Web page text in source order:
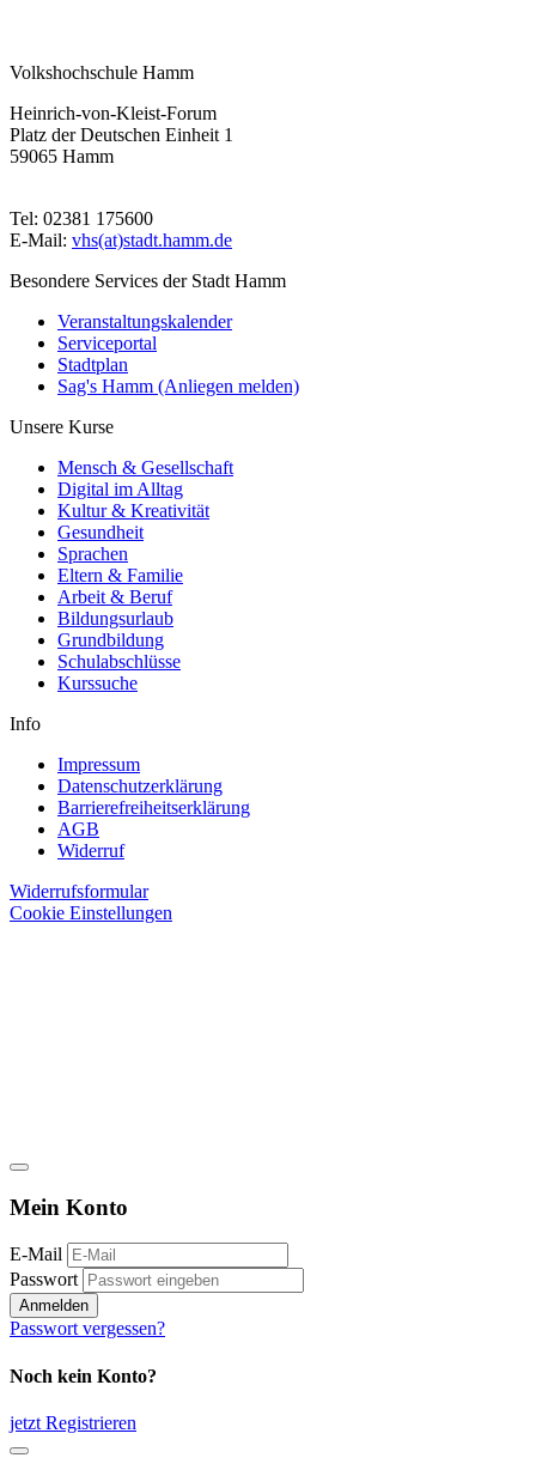
Volkshochschule Hamm
Heinrich-von-Kleist-Forum
Platz der Deutschen Einheit 1
59065 Hamm
Tel: 02381 175600
E-Mail: vhs(at)stadt.hamm.de
Besondere Services der Stadt Hamm
Veranstaltungskalender
Serviceportal
Stadtplan
Sag's Hamm (Anliegen melden)
Unsere Kurse
Mensch & Gesellschaft
Digital im Alltag
Kultur & Kreativität
Gesundheit
Sprachen
Eltern & Familie
Arbeit & Beruf
Bildungsurlaub
Grundbildung
Schulabschlüsse
Kurssuche
Info
Impressum
Datenschutzerklärung
Barrierefreiheitserklärung
AGB
Widerruf
Widerrufsformular
Cookie Einstellungen
Mein Konto
E-Mail
Passwort
Anmelden
Passwort vergessen?
Noch kein Konto?
jetzt Registrieren